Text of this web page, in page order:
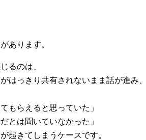
あります。
るのは、
はっきり共有されないまま話が進み、
もらえると思っていた」
とは聞いていなかった」
起きてしまうケースです。